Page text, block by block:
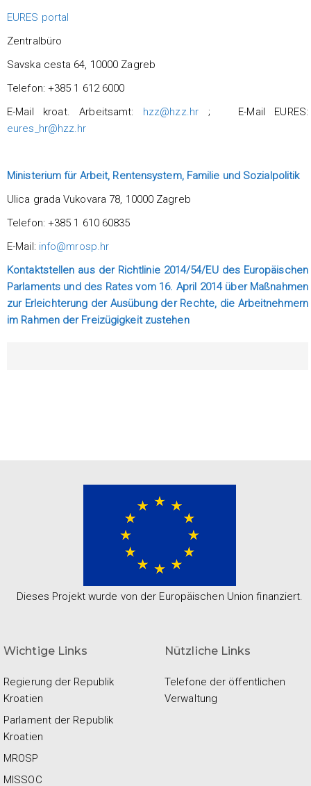
EURES portal
Zentralbüro
Savska cesta 64, 10000 Zagreb
Telefon: +385 1 612 6000
E-Mail kroat. Arbeitsamt: hzz@hzz.hr; E-Mail EURES:
eures_hr@hzz.hr
Ministerium für Arbeit, Rentensystem, Familie und Sozialpolitik
Ulica grada Vukovara 78, 10000 Zagreb
Telefon: +385 1 610 60835
E-Mail: info@mrosp.hr
Kontaktstellen aus der Richtlinie 2014/54/EU des Europäischen
Parlaments und des Rates vom 16. April 2014 über Maßnahmen
zur Erleichterung der Ausübung der Rechte, die Arbeitnehmern
im Rahmen der Freizügigkeit zustehen
Dieses Projekt wurde von der Europäischen Union finanziert.
Wichtige Links
Regierung der Republik
Kroatien
Parlament der Republik
Kroatien
MROSP
MISSOC
Nützliche Links
Telefone der öffentlichen
Verwaltung